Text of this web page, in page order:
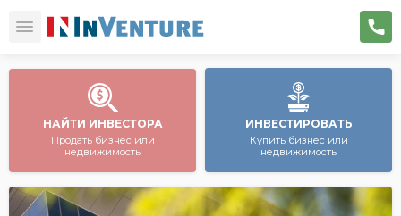
НАЙТИ ИНВЕСТОРА
Продать бизнес или
недвижимость
ИНВЕСТИРОВАТЬ
Купить бизнес или
недвижимость